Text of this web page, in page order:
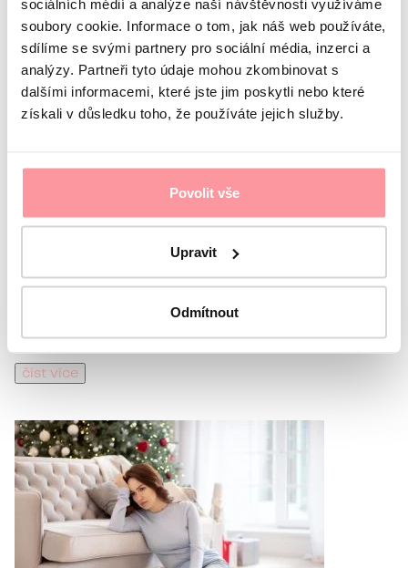
sociálních médií a analýze naší návštěvnosti využíváme
soubory cookie. Informace o tom, jak náš web používáte,
sdílíme se svými partnery pro sociální média, inzerci a
analýzy. Partneři tyto údaje mohou zkombinovat s
dalšími informacemi, které jste jim poskytli nebo které
získali v důsledku toho, že používáte jejich služby.
Povolit vše
Upravit
Odmítnout
4 min
čtení · Články
Vaši cestu k rodičovství:
Rozhovor s MUDr. Karin
V dnešním článku se zaměříme na fascinující a relativně
vztahem mezi imunitním systémem a plodností.
číst více